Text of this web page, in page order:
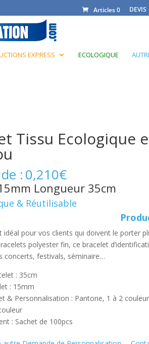
Articles 0 DEVIS
EXPRESS ECOLOGIQUE
Tissu Ecologique
:0,210€
Longueur 35cm
& Réutilisable
idéal pour vos clients qui doivent le porter
polyester fin, ce bracelet
concerts, festivals, séminaire…
: 35cm
: 15mm
& Personnalisation : Pantone, 1 à 2
: Sachet de 100pcs